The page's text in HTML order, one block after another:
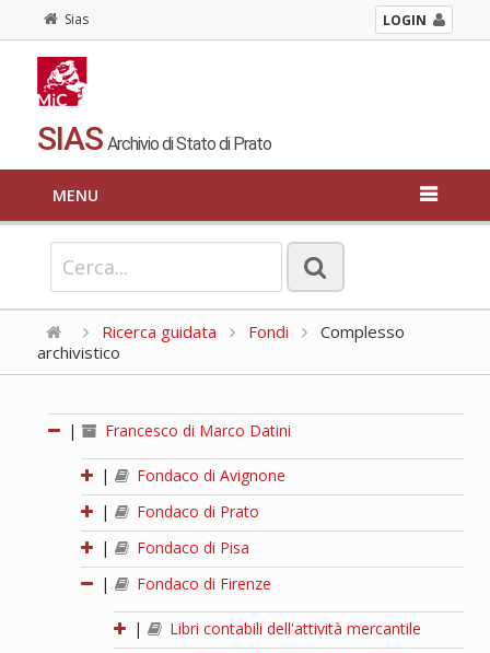
Sias LOGIN
SIAS Archivio di Stato di Prato
MENU
Ricerca guidata Fondi
Complesso
archivistico
| Francesco di Marco Datini
|
Fondaco di Avignone
|
Fondaco di Prato
|
Fondaco di Pisa
|
Fondaco di Firenze
|
Libri contabili dell'attività mercantile